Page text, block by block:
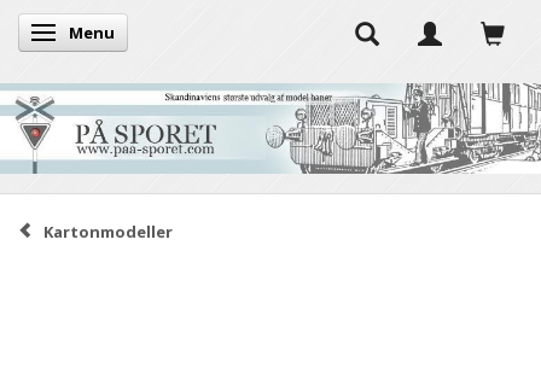
Skifte navigation
Menu
Kartonmodeller